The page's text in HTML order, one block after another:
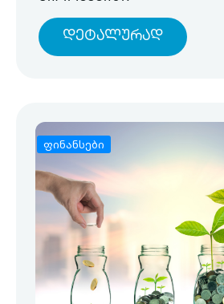
Დეტალურად
ფინანსები